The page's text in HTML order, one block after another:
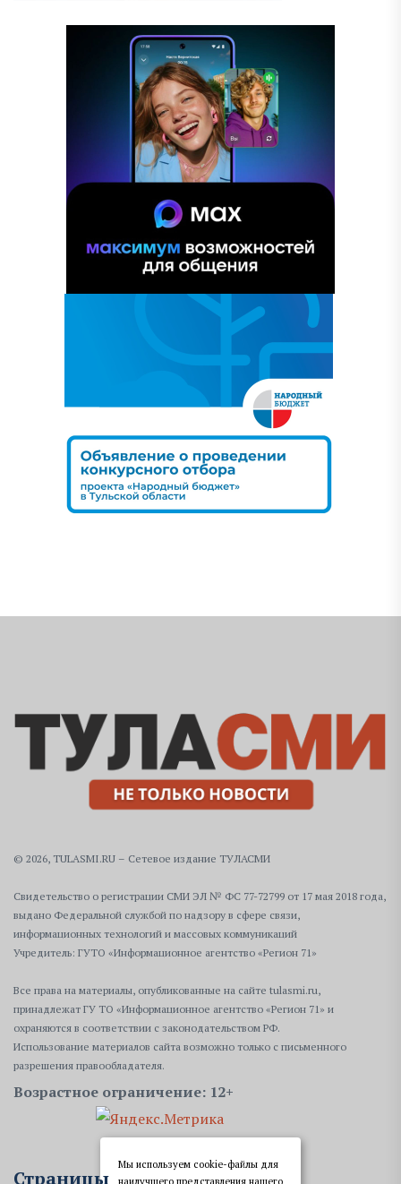
© 2026, TULASMI.RU – Сетевое издание ТУЛАСМИ
Свидетельство о регистрации СМИ ЭЛ № ФС 77-72799 от 17 мая 2018 года,
выдано Федеральной службой по надзору в сфере связи,
информационных технологий и массовых коммуникаций
Учредитель: ГУТО «Информационное агентство «Регион 71»
Все права на материалы, опубликованные на сайте tulasmi.ru,
принадлежат ГУ ТО «Информационное агентство «Регион 71» и
охраняются в соответствии с законодательством РФ.
Использование материалов сайта возможно только с письменного
разрешения правообладателя.
Возрастное ограничение: 12+
Страницы
Мы используем cookie-файлы для
наилучшего представления нашего